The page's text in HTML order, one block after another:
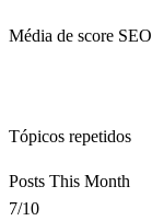
Média de score SEO
Tópicos repetidos
Posts This Month
7/10